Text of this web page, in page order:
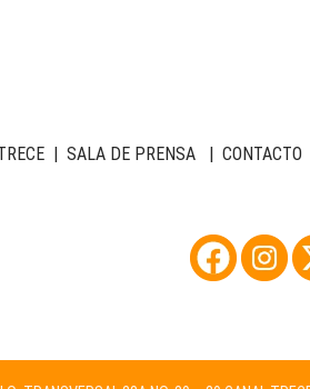
| SALA DE PRENSA | CONTACTO